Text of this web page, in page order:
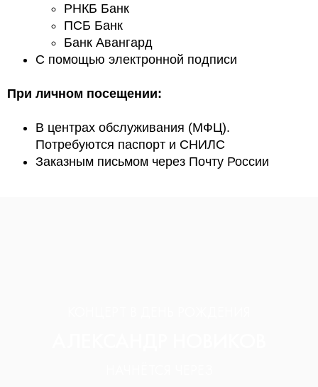
РНКБ Банк
ПСБ Банк
Банк Авангард
С помощью электронной подписи
При личном посещении:
В центрах обслуживания (МФЦ).
Потребуются паспорт и СНИЛС
Заказным письмом через Почту России